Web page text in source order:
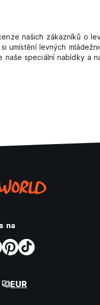
našich zákazníků o
levných
speciální nabídky a
na
EUR